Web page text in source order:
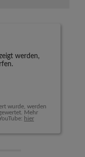
werden,
wurde, werden
Mehr
hier